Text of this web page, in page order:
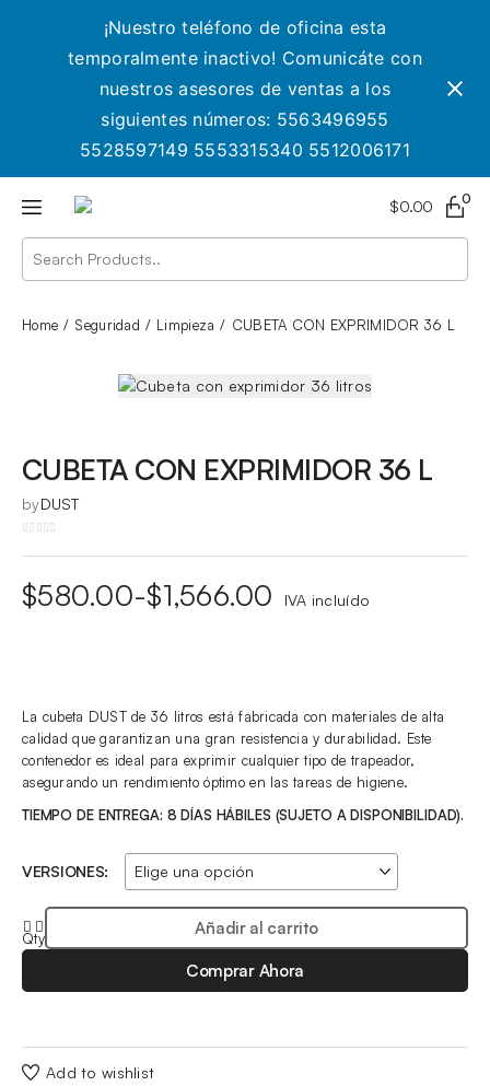
¡Nuestro teléfono de oficina esta
temporalmente inactivo! Comunicáte con
nuestros asesores de ventas a los
siguientes números: 5563496955
5528597149 5553315340 5512006171
$0.00 0
Home Seguridad Limpieza CUBETA CON EXPRIMIDOR 36 L
CUBETA CON EXPRIMIDOR 36 L
byDUST
$580.00-$1,566.00
Rango
$580.00
hasta
$1,566.00
IVA incluído
La cubeta DUST de 36 litros está fabricada con materiales de alta
calidad que garantizan una gran resistencia y durabilidad. Este
contenedor es ideal para exprimir cualquier tipo de trapeador,
asegurando un rendimiento óptimo en las tareas de higiene.
TIEMPO DE ENTREGA: 8 DÍAS HÁBILES (SUJETO A DISPONIBILIDAD).
VERSIONES:
Qty Añadir al carrito
Comprar Ahora
Add to wishlist